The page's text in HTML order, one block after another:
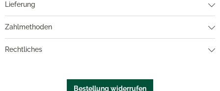
Lieferung
Zahlmethoden
Rechtliches
Bestellung widerrufen